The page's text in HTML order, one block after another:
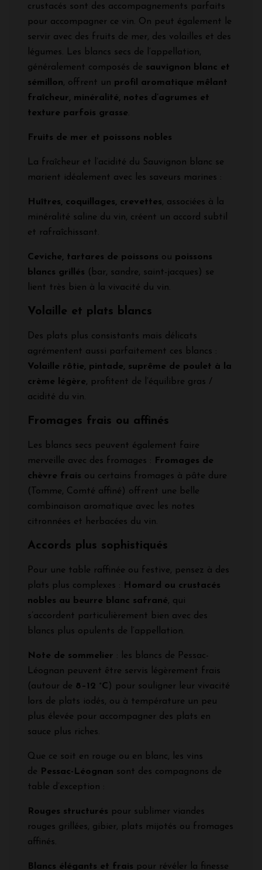
crustacés sont des accompagnements parfaits
pour accompagner ce vin. On peut également le
servir avec des fruits de mer, des volailles et des
légumes. Les blancs secs de l’appellation,
généralement composés de sauvignon blanc et
sémillon, offrent un profil aromatique mêlant
fraîcheur, minéralité, notes d’agrumes et
texture parfois grasse.
Fruits de mer et poissons nobles
La fraîcheur et l’acidité du Sauvignon blanc se
marient idéalement avec les saveurs marines :
Huîtres, coquillages, crevettes, associées à la
minéralité saline du vin, créent un accord subtil
et rafraîchissant.
Ceviche, tartares de poissons ou poissons
blancs grillés (bar, sandre, saint-jacques) se
lient très bien à la vivacité du vin.
Volaille et plats blancs
Des plats plus consistants mais délicats
agrémentent aussi parfaitement ces blancs :
Volaille rôtie, pintade, suprême de poulet à la
crème légère, profitent de l’équilibre gras /
acidité du vin.
Fromages frais ou affinés
Les blancs secs peuvent également faire
merveille avec des fromages :
Fromages de
chèvre frais ou certains fromages à pâte dure
(Tomme, Comté affiné) offrent une belle
combinaison aromatique avec les notes
citronnées et herbacées du vin.
Accords plus sophistiqués
Pour une table raffinée ou festive, pensez à des
plats plus complexes :
Homard ou crustacés
nobles au beurre blanc safrané, qui
s’accordent particulièrement bien avec des
blancs plus opulents de l’appellation.
Note de sommelier : les blancs de Pessac-
Léognan peuvent être servis légèrement frais
(autour de 8–12 °C) pour souligner leur vivacité
lors de plats iodés, ou à température un peu
plus élevée pour accompagner des plats en
sauce plus riches.
Que ce soit en rouge ou en blanc, les vins
de
Pessac-Léognan sont des compagnons de
table d’exception :
Rouges structurés pour sublimer viandes
rouges grillées, gibier, plats mijotés ou fromages
affinés.
Blancs élégants et frais pour révéler la finesse